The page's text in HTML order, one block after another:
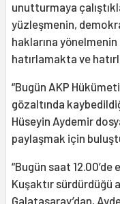
unutturmaya
yüzleşmenin,
haklarına
hatırlamakta ve
“Bugün AKP
gözaltında
Hüseyin Aydemir
paylaşmak için
“Bugün saat 12.00’de
Kuşaktır sürdürdüğü
Galatasaray’dan,